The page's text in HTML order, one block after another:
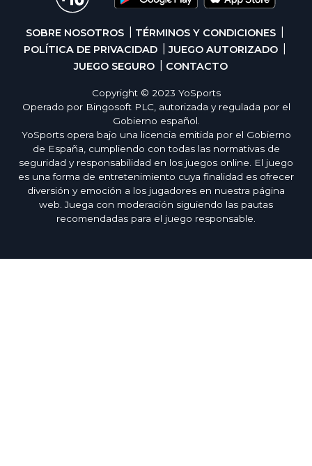
SOBRE NOSOTROS
TÉRMINOS Y CONDICIONES
POLÍTICA DE PRIVACIDAD
JUEGO AUTORIZADO
JUEGO SEGURO
CONTACTO
Copyright © 2023 YoSports
Operado por Bingosoft PLC, autorizada y regulada por el
Gobierno español.
YoSports opera bajo una licencia emitida por el Gobierno
de España, cumpliendo con todas las normativas de
seguridad y responsabilidad en los juegos online. El juego
es una forma de entretenimiento cuya finalidad es ofrecer
diversión y emoción a los jugadores en nuestra página
web. Juega con moderación siguiendo las pautas
recomendadas para el juego responsable.